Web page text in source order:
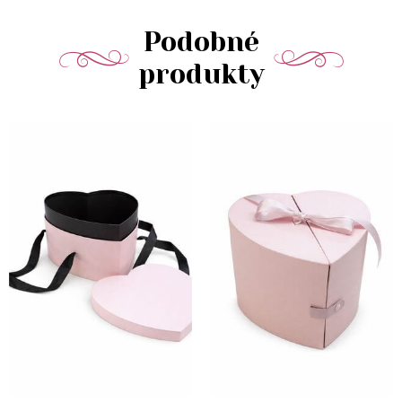
Podobné
produkty